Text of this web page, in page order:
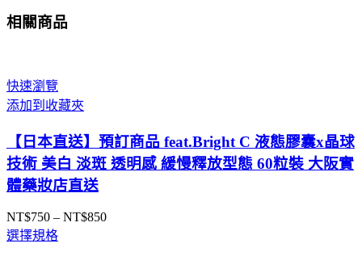
相關商品
快速瀏覽
添加到收藏夾
【日本直送】預訂商品 feat.Bright C 液態膠囊x晶球
技術 美白 淡斑 透明感 緩慢釋放型態 60粒裝 大阪實
體藥妝店直送
NT$750 – NT$850價
選擇規格